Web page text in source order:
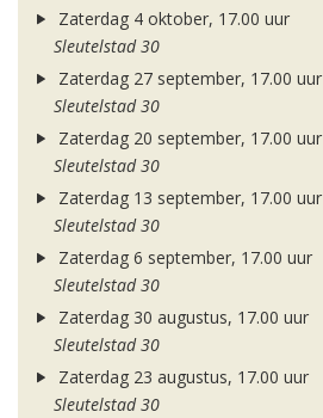
Zaterdag 4 oktober, 17.00 uur
Sleutelstad 30
Zaterdag 27 september, 17.00 uur
Sleutelstad 30
Zaterdag 20 september, 17.00 uur
Sleutelstad 30
Zaterdag 13 september, 17.00 uur
Sleutelstad 30
Zaterdag 6 september, 17.00 uur
Sleutelstad 30
Zaterdag 30 augustus, 17.00 uur
Sleutelstad 30
Zaterdag 23 augustus, 17.00 uur
Sleutelstad 30